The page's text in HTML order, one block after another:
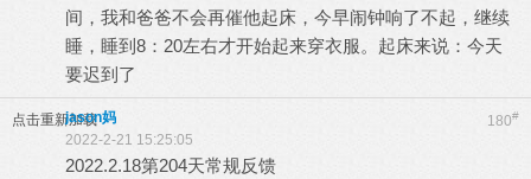
间，我和爸爸不会再催他起床，今早闹钟响了不起，继续
睡，睡到8：20左右才开始起来穿衣服。起床来说：今天
要迟到了
点击重新加载 180#
jason妈
2022-2-21 15:25:05
2022.2.18第204天常规反馈